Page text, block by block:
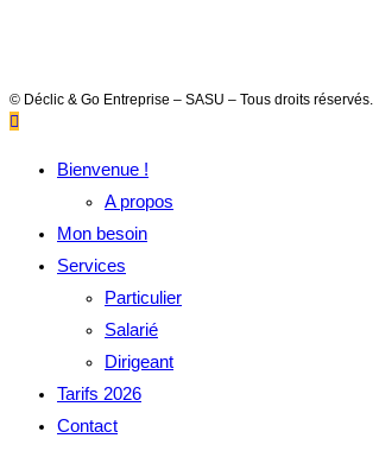
© Déclic & Go Entreprise – SASU – Tous droits réservés.
Bienvenue !
A propos
Mon besoin
Services
Particulier
Salarié
Dirigeant
Tarifs 2026
Contact